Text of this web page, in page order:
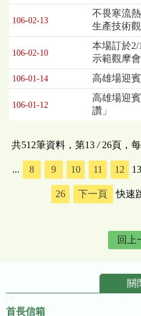
106-02-13
不畏寒流
生產技術
106-02-10
本場訂於
示範觀摩會
106-01-14 高雄場迎
106-01-12
高雄場迎
讚」
共512筆資料，第13/26頁，
... 8 9 10 11 12 13
26 下一頁 快速
回上
關
首長信箱